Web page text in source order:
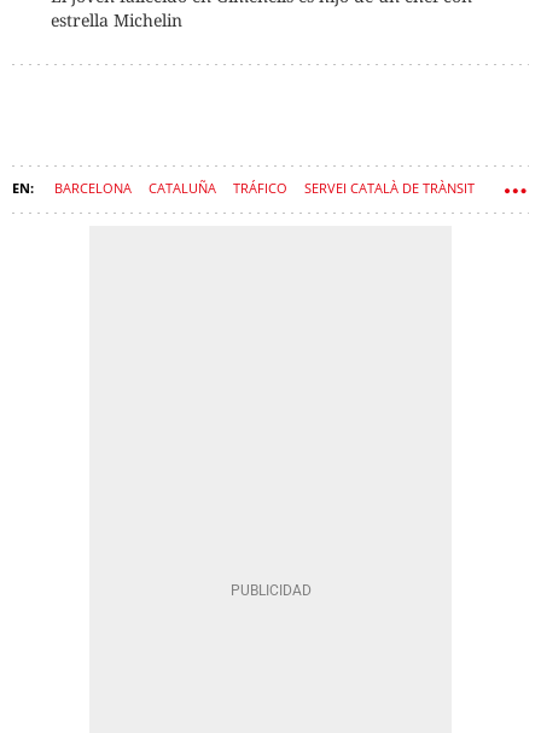
estrella Michelin
BARCELONA CATALUÑA TRÁFICO SERVEI CATALÀ DE TRÀNSIT